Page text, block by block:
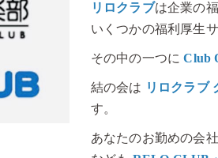
リロクラブは企業の
いくつかの福利厚生
その中の一つにClub
結の会は リロクラブ
す。
あなたのお勤めの会